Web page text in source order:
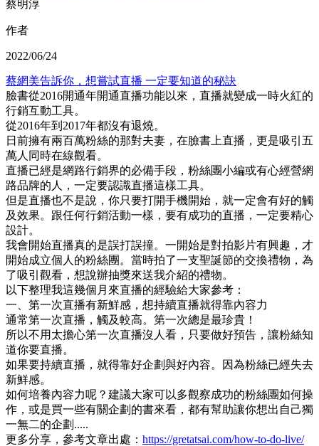
蔡明淳
作者
2022/06/24
蔡網美告訴你，想嘗試直播 一定要知道的秘訣
臉書從2016開通年開通直播功能以來，直播就變成一時火紅的
行銷互動工具。
從2016年到2017年都沒有退燒。
日前擁有兩百萬粉絲的那對夫妻，在臉書上直播，更是吸引五
萬人同時在線觀看。
直播已經是網路行銷界的必備手段，粉絲團小編或有心經營網
路品牌的人，一定要認識直播這樣工具。
但是直播也不是說，你只要打開手機開始，就一定會有好的觸
及效果。跟任何行銷活動一樣，要有成功的直播，一定要精心
設計。
我會開始直播真的是誤打誤撞。一開始是對拍影片有興趣，才
開始成立個人的粉絲團。當時拍了一支聖誕節的交換禮物，為
了吸引觀看，想說辦抽獎來送我介紹的禮物。
以下整理我這幾個月來直播的經驗給大家參考：
一、第一次直播有新鮮感，想持續直播就得靠內容力
通常第一次直播，觸及較高。第一次總是最珍貴！
所以不用太擔心第一次直播沒人看，只要做好預告，讓粉絲知
道你要直播。
如果要持續直播，就得靠好企劃與好內容。因為粉絲已經失去
新鮮感。
如何培養內容力呢？建議大家可以多觀察成功的粉絲團如何操
作，或是買一些有關企劃的書來看，都有幫助讓你想出自己獨
一無二的企劃.....
更多分享，參考文章出處： https://gretatsai.com/how-to-do-live/